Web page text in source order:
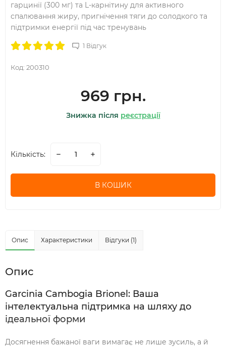
гарцинії (300 мг) та L-карнітину для активного
спалювання жиру, пригнічення тяги до солодкого та
підтримки енергії під час тренувань
1 Відгук
Код: 200310
969 грн.
Знижка після реєстрації
Кількість:
В КОШИК
Опис Характеристики Відгуки (1)
Опис
Garcinia Cambogia Brionel: Ваша
інтелектуальна підтримка на шляху до
ідеальної форми
Досягнення бажаної ваги вимагає не лише зусиль, а й